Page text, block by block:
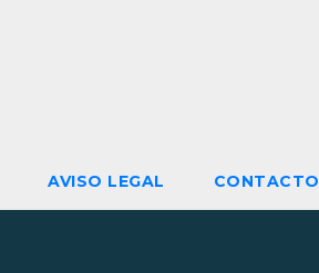
AVISO LEGAL CONTACTO